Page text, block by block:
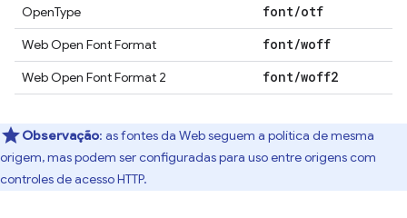
OpenType font/otf
Web Open Font Format font/woff
Web Open Font Format 2 font/woff2
Observação: as fontes da Web seguem a política de mesma
origem, mas podem ser configuradas para uso entre origens com
controles de acesso HTTP.